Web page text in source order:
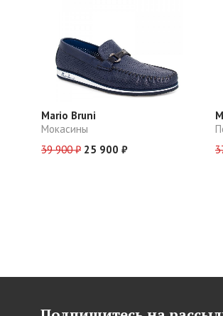
Mario Bruni
Мокасины
39 900 ₽ 25 900 ₽